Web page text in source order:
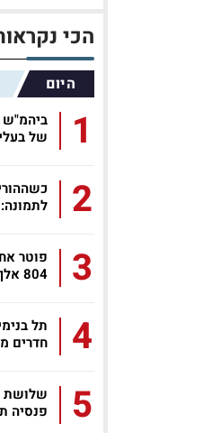
הכי
היום
1
ביהמ"ש
של
2
3
804 אלף - כמה קיבל?
4
תל
חדרים מ-4.12 ל-3.6
5
שלושת
פנסיה